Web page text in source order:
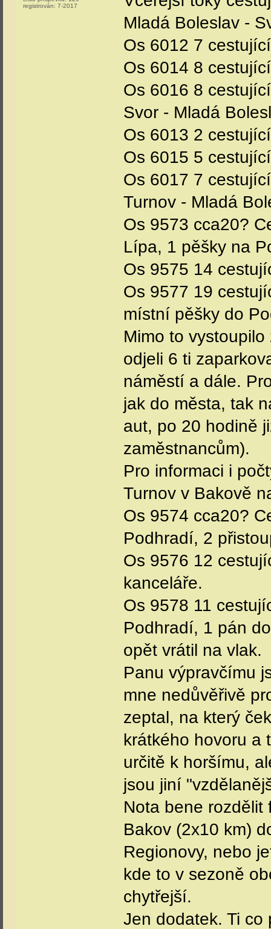
registrován: 7-2017
Mladá Boleslav -
Os 6012 7
Os 6014 8
Os 6016 8
Svor - Mladá
Os 6013 2
Os 6015 5
Os 6017 7
Turnov - Mladá
Os 9573 cca20?
Lípa, 1 pěšky na
Os 9575 14
Os 9577 19
místní pěšky do
Mimo to
odjeli 6 ti
náměstí a dále.
jak do města, tak
aut, po 20 hodině
zaměstnancům).
Pro informaci i
Turnov v Bakově
Os 9574 cca20?
Podhradí, 2
Os 9576 12
kanceláře.
Os 9578 11
Podhradí, 1 pán
opět vrátil na vlak.
Panu výpravčímu
mne nedůvěřivě
zeptal, na který
krátkého hovoru a
určitě k horšímu,
jsou jiní
Nota bene rozdělit
Bakov (2x10 km)
Regionovy, nebo
kde to v sezoně
chytřejší.
Jen dodatek. Ti co